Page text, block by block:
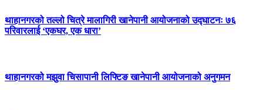
थाहानगरको तल्लो चित्रे मालागिरी खानेपानी आयोजनाको उद्घाटनः ७६
परिवारलाई ‘एकघर, एक धारा’
थाहानगरको मझुवा चिसापानी लिफ्टिङ खानेपानी आयोजनाको अनुगमन